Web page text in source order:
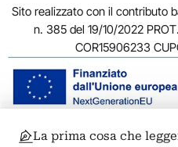
Sito realizzato con il contributo
n. 385 del 19/10/2022
COR15906233
© 2011-2026 ARTRIBUNE srl –
La prima cosa che